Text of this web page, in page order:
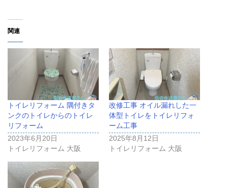
関連
トイレリフォーム 隅付きタ
ンクのトイレからのトイレ
リフォーム
2023年6月20日
トイレリフォーム 大阪
改修工事 オイル漏れした一
体型トイレをトイレリフォ
ーム工事
2025年8月12日
トイレリフォーム 大阪